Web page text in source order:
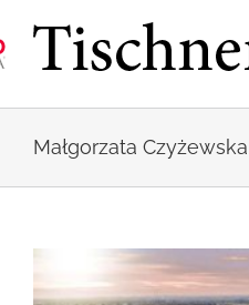
zawartości
Małgorzata Czyżewska